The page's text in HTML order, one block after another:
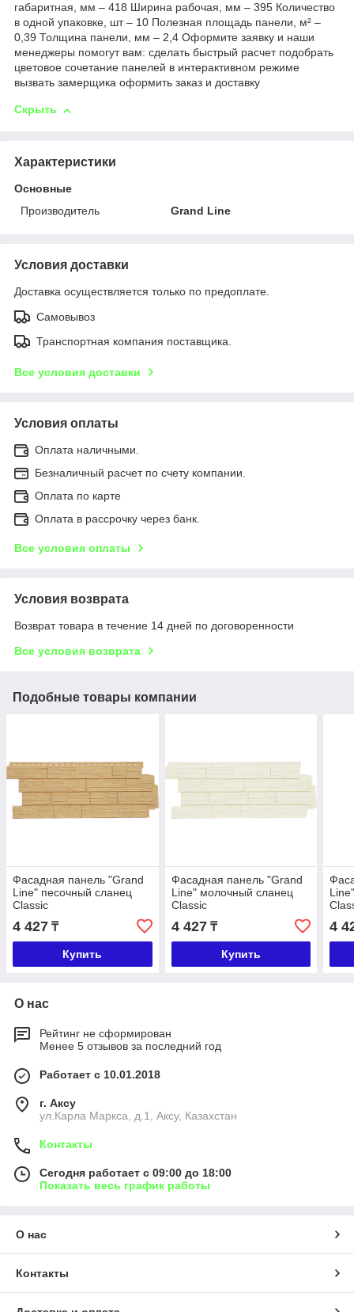
габаритная, мм – 418 Ширина рабочая, мм – 395 Количество
в одной упаковке, шт – 10 Полезная площадь панели, м² –
0,39 Толщина панели, мм – 2,4 Оформите заявку и наши
менеджеры помогут вам: сделать быстрый расчет подобрать
цветовое сочетание панелей в интерактивном режиме
вызвать замерщика оформить заказ и доставку
Скрыть
Характеристики
Основные
Производитель
Grand Line
Условия доставки
Доставка осуществляется только по предоплате.
Самовывоз
Транспортная компания поставщика.
Все условия доставки
Условия оплаты
Оплата наличными.
Безналичный расчет по счету компании.
Оплата по карте
Оплата в рассрочку через банк.
Все условия оплаты
Условия возврата
Возврат товара в течение 14 дней по договоренности
Все условия возврата
Подобные товары компании
Фасадная панель "Grand
Line" песочный сланец
Classic
4 427 ₸
Купить
Фасадная панель "Grand
Line" молочный сланец
Classic
4 427₸
Купить
4
О нас
Рейтинг не сформирован
Менее 5 отзывов за последний год
Работает с 10.01.2018
г. Аксу
ул.Карла Маркса, д.1, Аксу, Казахстан
Контакты
Сегодня работает с 09:00 до 18:00
Показать весь график работы
О нас
Контакты